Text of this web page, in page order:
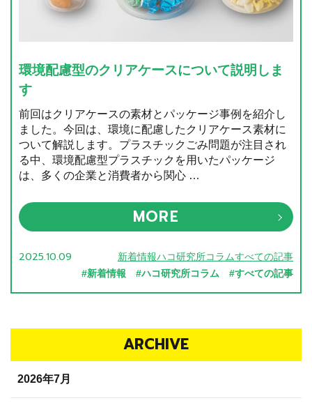
環境配慮型のクリアケースについて説明しま
す
前回はクリアケースの素材とパッケージ事例を紹介し
ました。今回は、環境に配慮したクリアケース素材に
ついて解説します。プラスチックごみ問題が注目され
る中、環境配慮型プラスチックを用いたパッケージ
は、多くの企業と消費者から関心 …
MORE
2025.10.09
新着情報ハコ研究所コラムすべての記事
#新着情報 #ハコ研究所コラム #すべての記事
ARCHIVE
2026年7月